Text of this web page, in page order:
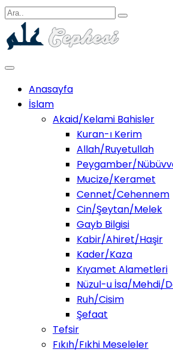
Anasayfa
İslam
Akaid/Kelami Bahisler
Kuran-ı Kerim
Allah/Ruyetullah
Peygamber/
Mucize/Keramet
Cennet/Cehennem
Cin/Şeytan/Melek
Gayb Bilgisi
Kabir/Ahiret/Haşir
Kader/Kaza
Kıyamet Alametleri
Nüzul-u İsa/Mehdi/
Ruh/Cisim
Şefaat
Tefsir
Fıkıh/Fıkhi Meseleler